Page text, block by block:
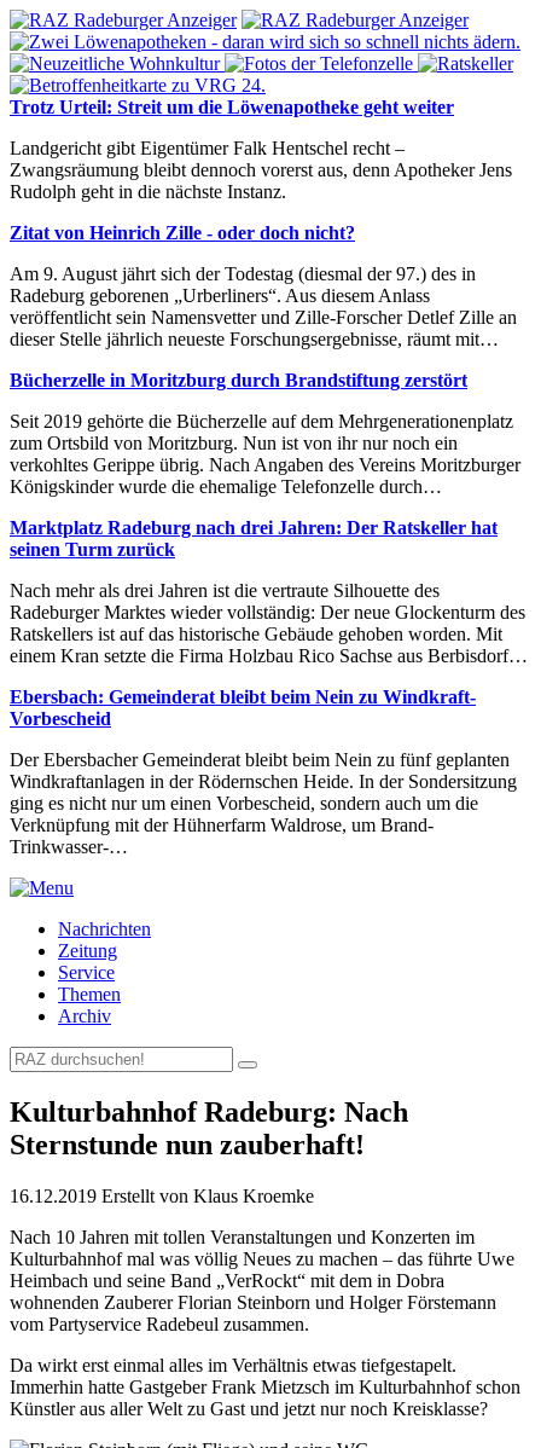
Trotz Urteil: Streit um die Löwenapotheke geht weiter
Landgericht gibt Eigentümer Falk Hentschel recht –
Zwangsräumung bleibt dennoch vorerst aus, denn Apotheker Jens
Rudolph geht in die nächste Instanz.
Zitat von Heinrich Zille - oder doch nicht?
Am 9. August jährt sich der Todestag (diesmal der 97.) des in
Radeburg geborenen „Urberliners“. Aus diesem Anlass
veröffentlicht sein Namensvetter und Zille-Forscher Detlef Zille an
dieser Stelle jährlich neueste Forschungsergebnisse, räumt mit…
Bücherzelle in Moritzburg durch Brandstiftung zerstört
Seit 2019 gehörte die Bücherzelle auf dem Mehrgenerationenplatz
zum Ortsbild von Moritzburg. Nun ist von ihr nur noch ein
verkohltes Gerippe übrig. Nach Angaben des Vereins Moritzburger
Königskinder wurde die ehemalige Telefonzelle durch…
Marktplatz Radeburg nach drei Jahren: Der Ratskeller hat
seinen Turm zurück
Nach mehr als drei Jahren ist die vertraute Silhouette des
Radeburger Marktes wieder vollständig: Der neue Glockenturm des
Ratskellers ist auf das historische Gebäude gehoben worden. Mit
einem Kran setzte die Firma Holzbau Rico Sachse aus Berbisdorf…
Ebersbach: Gemeinderat bleibt beim Nein zu Windkraft-
Vorbescheid
Der Ebersbacher Gemeinderat bleibt beim Nein zu fünf geplanten
Windkraftanlagen in der Rödernschen Heide. In der Sondersitzung
ging es nicht nur um einen Vorbescheid, sondern auch um die
Verknüpfung mit der Hühnerfarm Waldrose, um Brand-
Trinkwasser-…
Nachrichten
Zeitung
Service
Themen
Archiv
Kulturbahnhof Radeburg: Nach
Sternstunde nun zauberhaft!
16.12.2019 Erstellt von Klaus Kroemke
Nach 10 Jahren mit tollen Veranstaltungen und Konzerten im
Kulturbahnhof mal was völlig Neues zu machen – das führte Uwe
Heimbach und seine Band „VerRockt“ mit dem in Dobra
wohnenden Zauberer Florian Steinborn und Holger Förstemann
vom Partyservice Radebeul zusammen.
Da wirkt erst einmal alles im Verhältnis etwas tiefgestapelt.
Immerhin hatte Gastgeber Frank Mietzsch im Kulturbahnhof schon
Künstler aus aller Welt zu Gast und jetzt nur noch Kreisklasse?